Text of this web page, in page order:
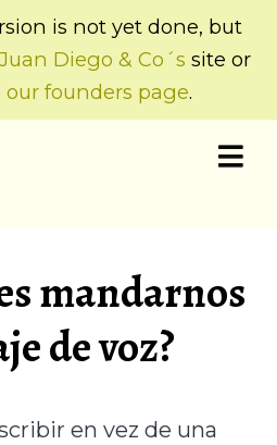
is not yet done, but
Diego & Co´s site or
our founders page.
mandarnos
de voz?
en vez de una